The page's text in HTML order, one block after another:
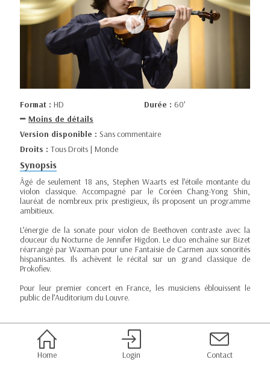
Format : HD Durée : 60’
Moins de détails
Version disponible : Sans commentaire
Droits : Tous Droits | Monde
Synopsis
Âgé de seulement 18 ans, Stephen Waarts est l’étoile montante du
violon classique. Accompagné par le Coréen Chang-Yong Shin,
lauréat de nombreux prix prestigieux, ils proposent un programme
ambitieux.
L’énergie de la sonate pour violon de Beethoven contraste avec la
douceur du Nocturne de Jennifer Higdon. Le duo enchaîne sur Bizet
réarrangé par Waxman pour une Fantaisie de Carmen aux sonorités
hispanisantes. Ils achèvent le récital sur un grand classique de
Prokofiev.
Pour leur premier concert en France, les musiciens éblouissent le
public de l’Auditorium du Louvre.
Home Login Contact